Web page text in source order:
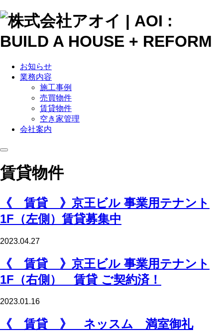
お知らせ
業務内容
施工事例
売買物件
賃貸物件
空き家管理
会社案内
賃貸物件
《 賃貸 》京王ビル 事業用テナント
1F（左側）賃貸募集中
2023.04.27
《 賃貸 》京王ビル 事業用テナント
1F（右側） 賃貸 ご契約済！
2023.01.16
《 賃貸 》 ネッスム 満室御礼